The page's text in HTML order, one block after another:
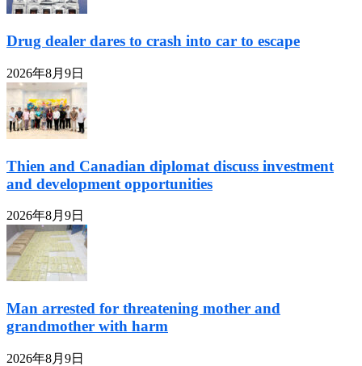
Drug dealer dares to crash into car to escape
2026年8月9日
Thien and Canadian diplomat discuss investment
and development opportunities
2026年8月9日
Man arrested for threatening mother and
grandmother with harm
2026年8月9日